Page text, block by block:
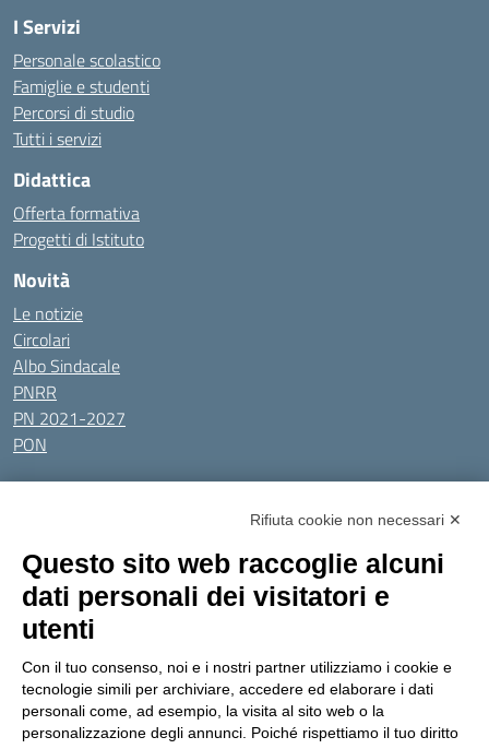
I Servizi
Personale scolastico
Famiglie e studenti
Percorsi di studio
Tutti i servizi
Didattica
Offerta formativa
Progetti di Istituto
Novità
Le notizie
Circolari
Albo Sindacale
PNRR
PN 2021-2027
PON
Tutti gli argomenti
Amministrazione Trasparente
Privacy Policy
Dichiarazione di accessibilitàObiettivi di accessibilità
Seguici su:
Indirizzo:Via Gaetano Donizetti 30, Collegno
Centralino:0114053925 Email: toic8cg002@istruzione.it
Posta elettronica certificata (PEC):toic8cg002@pec.istruzione.it
Rifiuta cookie non necessari ✕
Questo sito web raccoglie alcuni
dati personali dei visitatori e
utenti
Con il tuo consenso, noi e i nostri partner utilizziamo i cookie e
tecnologie simili per archiviare, accedere ed elaborare i dati
personali come, ad esempio, la visita al sito web o la
personalizzazione degli annunci. Poiché rispettiamo il tuo diritto